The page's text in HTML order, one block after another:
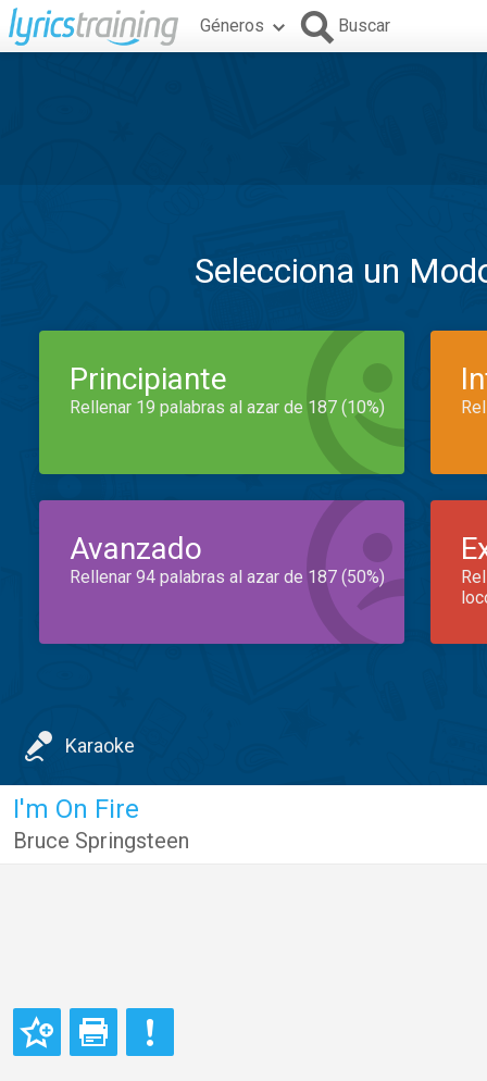
Géneros Buscar
Selecciona un
Principiante
Rellenar 19 palabras al azar de 187 (10%)
Avanzado
Rellenar 94 palabras al azar de 187 (50%)
Karaoke
I'm On Fire
Bruce Springsteen